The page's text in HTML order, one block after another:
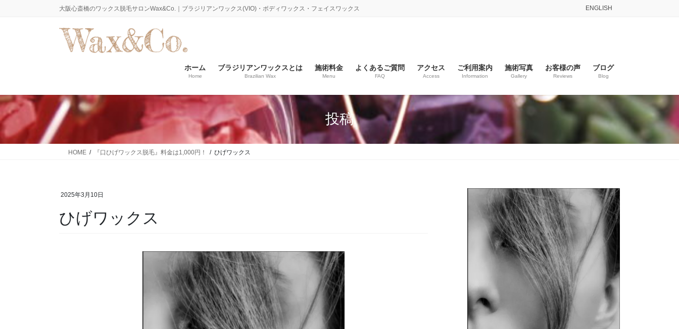
移
動
大阪心斎橋のワックス脱毛サロンWax&Co.｜ブラジリアンワックス(VIO)・ボディワックス・フェイスワックス ENGLISH
ホーム
Home
ブラジリアンワックスとは
Brazilian Wax
施術料金
Menu
よくあるご質問
FAQ
アクセス
Access
ご利用案内
Information
施術写真
Gallery
お客様の声
Reviews
ブログ
Blog
投稿
HOME 『口ひげワックス脱毛』料金は1,000円！ ひげワックス
2025年3月10日
ひげワックス